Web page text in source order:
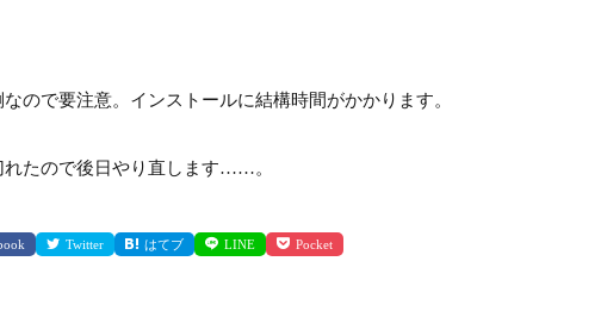
ので要注意。インストールに結構時間がかかります。
たので後日やり直します……。
Twitter はてブ LINE Pocket